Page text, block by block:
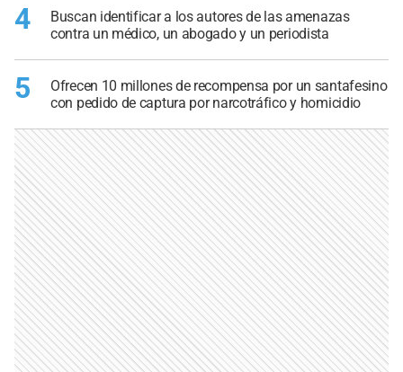
4
Buscan identificar a los autores de las amenazas
contra un médico, un abogado y un periodista
5
Ofrecen 10 millones de recompensa por un santafesino
con pedido de captura por narcotráfico y homicidio